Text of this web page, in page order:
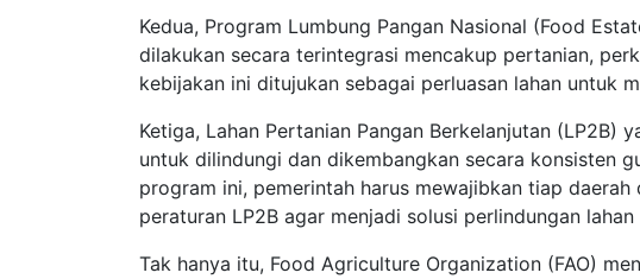
Kedua, Program Lumbung Pangan Nasional (Food
dilakukan secara terintegrasi mencakup pertanian,
kebijakan ini ditujukan sebagai perluasan lahan untuk
Ketiga, Lahan Pertanian Pangan Berkelanjutan (LP2B)
untuk dilindungi dan dikembangkan secara konsisten
program ini, pemerintah harus mewajibkan tiap
peraturan LP2B agar menjadi solusi perlindungan
Tak hanya itu, Food Agriculture Organization (FAO)